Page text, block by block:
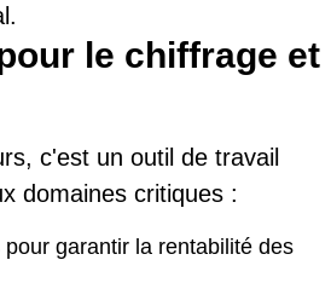
le chiffrage et
c'est un outil de travail
domaines critiques :
garantir la rentabilité des